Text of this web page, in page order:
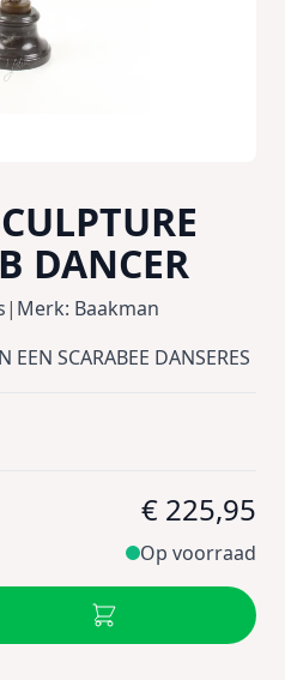
DANCER
| Merk: Baakman
EEN SCARABEE DANSERES
€ 225,95
Op voorraad